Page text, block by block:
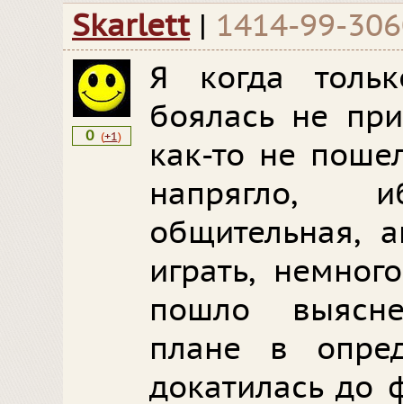
Skarlett | 1414-99-
0 (+1)
Я когда
боялась не
как-то не
общительная,
играть,
пошло
плане в
докатилась до